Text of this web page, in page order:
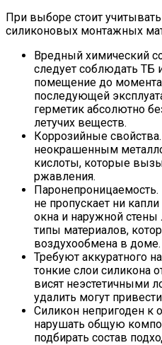
При выборе стоит
силиконовых монтажных
Вредный химический
следует соблюдать ТБ
помещение до момента
последующей
герметик абсолютно
летучих веществ.
Коррозийные
неокрашенным
кислоты, которые
ржавления.
не пропускает ни
окна и наружной стены
типы материалов,
воздухообмена в доме.
Требуют аккуратного
тонкие слои силикона
висят неэстетичными
удалить могут
Силикон непригоден
нарушать общую
подбирать состав